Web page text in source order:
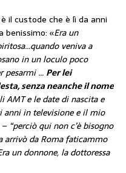
il custode che è lì da anni
benissimo: «Era un
veniva a
in un loculo poco
pesarmi … Per lei
senza neanche il nome
AMT e le date di nascita e
anni in televisione e il mio
“perciò qui non c’è bisogno
arrivò da Roma faticammo
un donnone, la dottoressa